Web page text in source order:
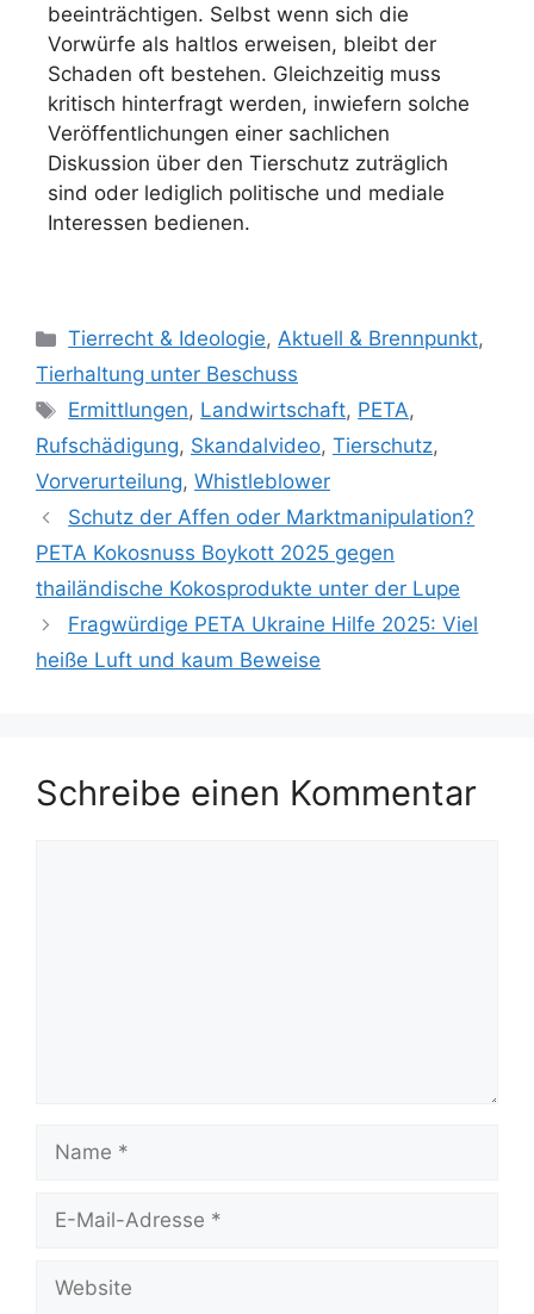
beeinträchtigen. Selbst wenn sich die
Vorwürfe als haltlos erweisen, bleibt der
Schaden oft bestehen. Gleichzeitig muss
kritisch hinterfragt werden, inwiefern solche
Veröffentlichungen einer sachlichen
Diskussion über den Tierschutz zuträglich
sind oder lediglich politische und mediale
Interessen bedienen.
Tierrecht & Ideologie,Aktuell & Brennpunkt,
Tierhaltung unter Beschuss
Ermittlungen, Landwirtschaft, PETA,
Rufschädigung, Skandalvideo, Tierschutz,
Vorverurteilung, Whistleblower
Schutz der Affen oder Marktmanipulation?
PETA Kokosnuss Boykott 2025 gegen
thailändische Kokosprodukte unter der Lupe
Fragwürdige PETA Ukraine Hilfe 2025: Viel
heiße Luft und kaum Beweise
Schreibe einen Kommentar